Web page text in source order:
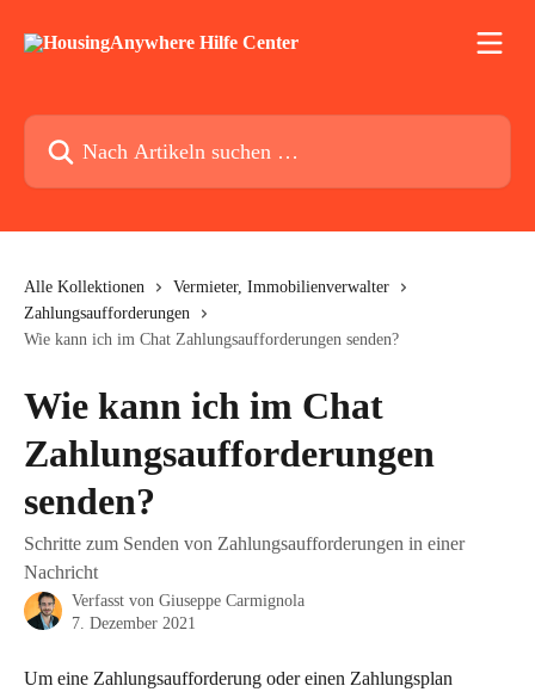
Nach Artikeln suchen …
Alle Kollektionen
Vermieter, Immobilienverwalter
Zahlungsaufforderungen
Wie kann ich im Chat Zahlungsaufforderungen senden?
Wie kann ich im Chat
Zahlungsaufforderungen
senden?
Schritte zum Senden von Zahlungsaufforderungen in einer
Nachricht
Verfasst von Giuseppe Carmignola
7. Dezember 2021
Um eine Zahlungsaufforderung oder einen Zahlungsplan